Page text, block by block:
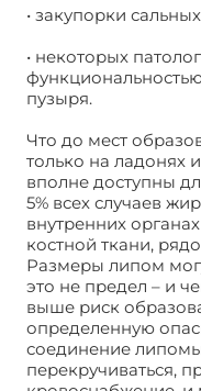
• закупорки
• некоторых
пузыря.
Что до мест
только на ладонях
вполне доступны
5% всех случаев
внутренних
костной ткани,
Размеры липом
это не предел – и
выше риск
определенную
соединение
перекручиваться,